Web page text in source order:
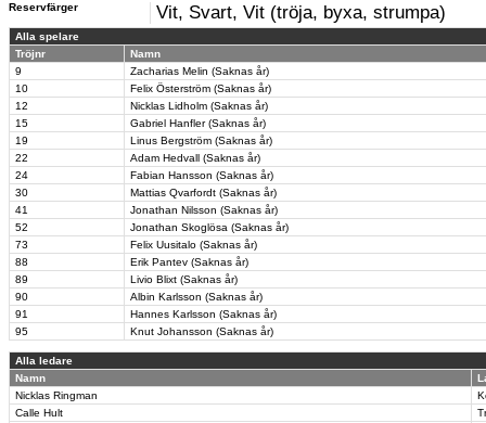
Reservfärger Vit, Svart, Vit (tröja, byxa, strumpa)
Alla spelare
Tröjnr
Namn
9
Zacharias Melin (Saknas år)
10
Felix Österström (Saknas år)
12
Nicklas Lidholm (Saknas år)
15
Gabriel Hanfler (Saknas år)
19
Linus Bergström (Saknas år)
22
Adam Hedvall (Saknas år)
24
Fabian Hansson (Saknas år)
30
Mattias Qvarfordt (Saknas år)
41
Jonathan Nilsson (Saknas år)
52
Jonathan Skoglösa (Saknas år)
73
Felix Uusitalo (Saknas år)
88
Erik Pantev (Saknas år)
89
Livio Blixt (Saknas år)
90
Albin Karlsson (Saknas år)
91
Hannes Karlsson (Saknas år)
95
Knut Johansson (Saknas år)
Alla ledare
Namn
Nicklas Ringman
Calle Hult